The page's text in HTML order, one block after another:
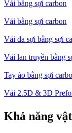
Vải bằng sợi carbon
Vải bằng sợi carbon
Vải đa sợi bằng sợi
Vải lan truyền bằng
Tay áo bằng sợi
Vải 2.5D & 3D
Khả năng